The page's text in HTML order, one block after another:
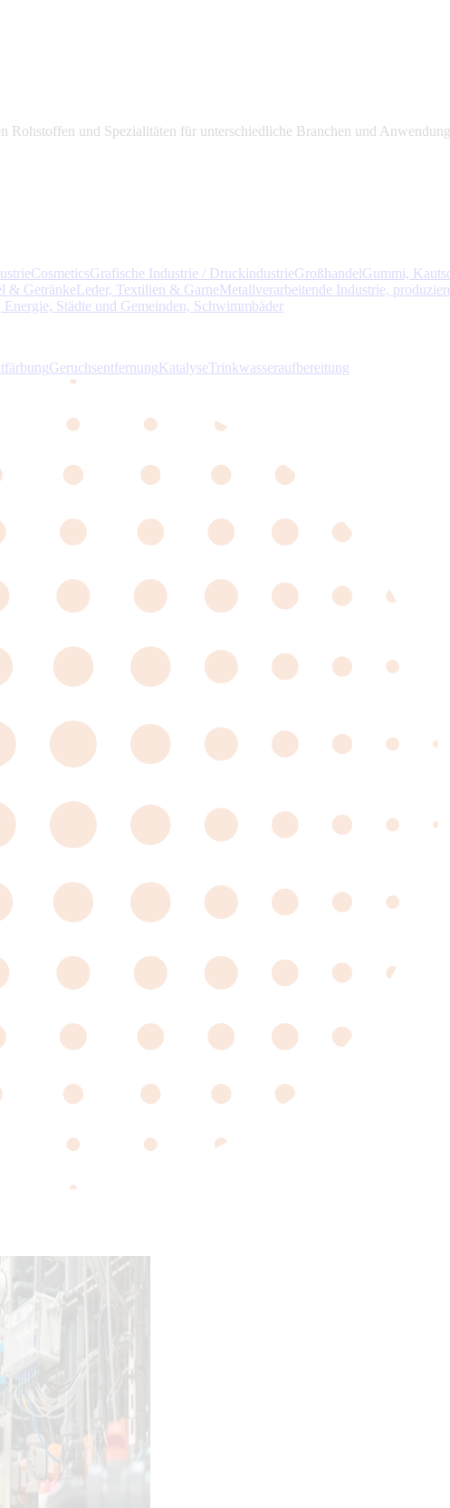
Rohstoffen und Spezialitäten für unterschiedliche Branchen und
CosmeticsGrafische Industrie / DruckindustrieGroßhandelGummi,
& GetränkeLeder, Textilien & GarneMetallverarbeitende Industrie,
Energie, Städte und Gemeinden, Schwimmbäder
GeruchsentfernungKatalyseTrinkwasseraufbereitung